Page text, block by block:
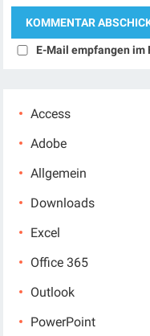
E-Mail empfangen im
Access
Adobe
Allgemein
Downloads
Excel
Office 365
Outlook
PowerPoint